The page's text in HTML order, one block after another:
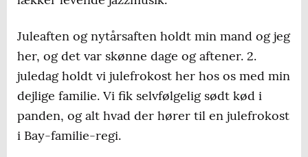
Juleaften og nytårsaften holdt min mand og jeg
her, og det var skønne dage og aftener. 2.
juledag holdt vi julefrokost her hos os med min
dejlige familie. Vi fik selvfølgelig sødt kød i
panden, og alt hvad der hører til en julefrokost
i Bay-familie-regi.